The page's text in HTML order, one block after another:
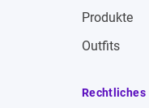
Produkte
Outfits
Rechtliches